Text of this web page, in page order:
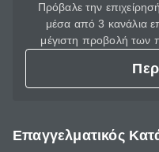
Πρόβαλε την
μέσα από 3 κανάλια
μέγιστη προβολή των
Επαγγελματικός